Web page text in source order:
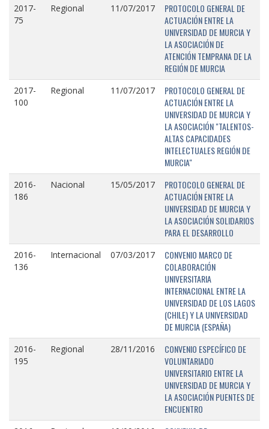
2017-
75
Regional 11/07/2017
PROTOCOLO GENERAL DE
ACTUACIÓN ENTRE LA
UNIVERSIDAD DE MURCIA Y
LA ASOCIACIÓN DE
ATENCIÓN TEMPRANA DE LA
REGIÓN DE MURCIA
2017-
100
Regional 11/07/2017
PROTOCOLO GENERAL DE
ACTUACIÓN ENTRE LA
UNIVERSIDAD DE MURCIA Y
LA ASOCIACIÓN "TALENTOS-
ALTAS CAPACIDADES
INTELECTUALES REGIÓN DE
MURCIA"
2016-
186
Nacional 15/05/2017
PROTOCOLO GENERAL DE
ACTUACIÓN ENTRE LA
UNIVERSIDAD DE MURCIA Y
LA ASOCIACIÓN SOLIDARIOS
PARA EL DESARROLLO
2016-
136
Internacional 07/03/2017
CONVENIO MARCO DE
COLABORACIÓN
UNIVERSITARIA
INTERNACIONAL ENTRE LA
UNIVERSIDAD DE LOS LAGOS
(CHILE) Y LA UNIVERSIDAD
DE MURCIA (ESPAÑA)
2016-
195
Regional 28/11/2016
CONVENIO ESPECÍFICO DE
VOLUNTARIADO
UNIVERSITARIO ENTRE LA
UNIVERSIDAD DE MURCIA Y
LA ASOCIACIÓN PUENTES DE
ENCUENTRO